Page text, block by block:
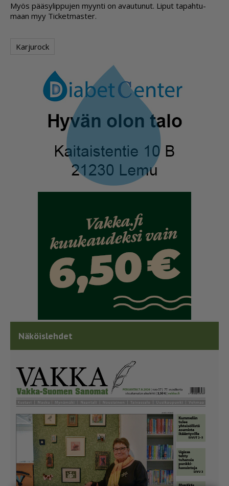
Myös pää­sy­lip­pu­jen myyn­ti on avau­tu­nut. Li­put ta­pah­tu­
maan myy Tic­ket­mas­ter.
Karjurock
Näköislehdet